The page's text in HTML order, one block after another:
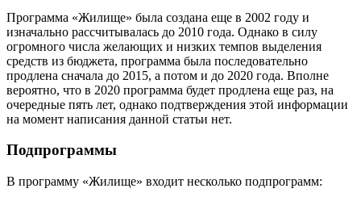
Программа «Жилище» была создана еще в 2002 году и
изначально рассчитывалась до 2010 года. Однако в силу
огромного числа желающих и низких темпов выделения
средств из бюджета, программа была последовательно
продлена сначала до 2015, а потом и до 2020 года. Вполне
вероятно, что в 2020 программа будет продлена еще раз, на
очередные пять лет, однако подтверждения этой информации
на момент написания данной статьи нет.
Подпрограммы
В программу «Жилище» входит несколько подпрограмм: